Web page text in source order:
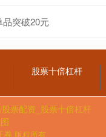
突破20元
股票十倍杠杆
票配资_股票十倍杠杆
券 版权所有